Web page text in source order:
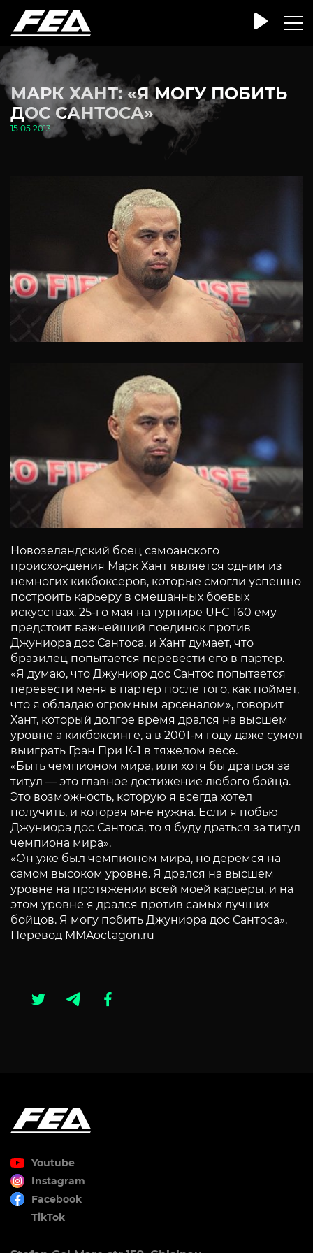
МАРК ХАНТ: «Я МОГУ ПОБИТЬ
ДОС САНТОСА»
15.05.2013
Новозеландский боец самоанского
происхождения Марк Хант является одним из
немногих кикбоксеров, которые смогли успешно
построить карьеру в смешанных боевых
искусствах. 25-го мая на турнире UFC 160 ему
предстоит важнейший поединок против
Джуниора дос Сантоса, и Хант думает, что
бразилец попытается перевести его в партер.
«Я думаю, что Джуниор дос Сантос попытается
перевести меня в партер после того, как поймет,
что я обладаю огромным арсеналом», говорит
Хант, который долгое время дрался на высшем
уровне а кикбоксинге, а в 2001-м году даже сумел
выиграть Гран При К-1 в тяжелом весе.
«Быть чемпионом мира, или хотя бы драться за
титул — это главное достижение любого бойца.
Это возможность, которую я всегда хотел
получить, и которая мне нужна. Если я побью
Джуниора дос Сантоса, то я буду драться за титул
чемпиона мира».
«Он уже был чемпионом мира, но деремся на
самом высоком уровне. Я дрался на высшем
уровне на протяжении всей моей карьеры, и на
этом уровне я дрался против самых лучших
бойцов. Я могу побить Джуниора дос Сантоса».
Перевод MMAoctagon.ru
Youtube
Instagram
Facebook
TikTok